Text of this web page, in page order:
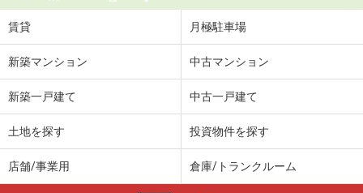
賃貸 月極駐車場
新築マンション 中古マンション
新築一戸建て 中古一戸建て
土地を探す 投資物件を探す
店舗/事業用 倉庫/トランクルーム